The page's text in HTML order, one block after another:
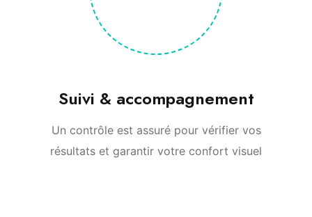
Suivi & accompagnement
Un contrôle est assuré pour vérifier vos
résultats et garantir votre confort visuel